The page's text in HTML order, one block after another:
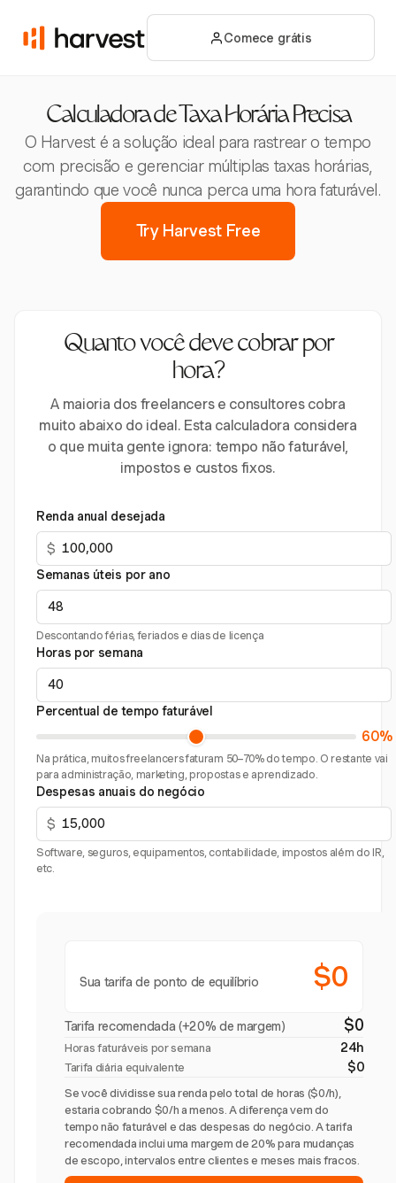
Comece grátis
Calculadora de Taxa Horária Precisa
O Harvest é a solução ideal para rastrear o tempo
com precisão e gerenciar múltiplas taxas horárias,
garantindo que você nunca perca uma hora faturável.
Try Harvest Free
Quanto você deve cobrar por
hora?
A maioria dos freelancers e consultores cobra
muito abaixo do ideal. Esta calculadora considera
o que muita gente ignora: tempo não faturável,
impostos e custos fixos.
Renda anual desejada
$
Semanas úteis por ano
Descontando férias, feriados e dias de licença
Horas por semana
Percentual de tempo faturável
60%
Na prática, muitos freelancers faturam 50–70% do tempo. O restante vai
para administração, marketing, propostas e aprendizado.
Despesas anuais do negócio
$
Software, seguros, equipamentos, contabilidade, impostos além do IR,
etc.
Sua tarifa de ponto de equilíbrio $0
Tarifa recomendada (+20% de margem) $0
Horas faturáveis por semana 24h
Tarifa diária equivalente $0
Se você dividisse sua renda pelo total de horas ($0/h),
estaria cobrando $0/h a menos. A diferença vem do
tempo não faturável e das despesas do negócio. A tarifa
recomendada inclui uma margem de 20% para mudanças
de escopo, intervalos entre clientes e meses mais fracos.